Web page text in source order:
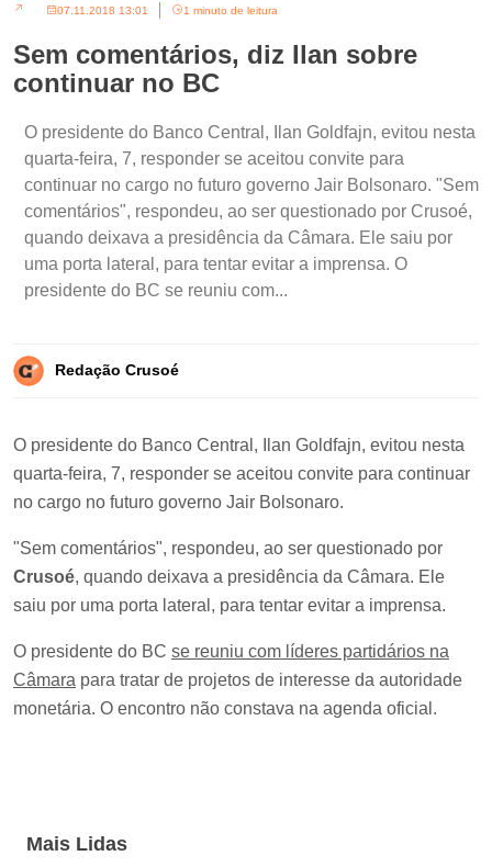
07.11.2018 13:01 1 minuto de leitura
Sem comentários, diz Ilan sobre
continuar no BC
O presidente do Banco Central, Ilan Goldfajn, evitou nesta
quarta-feira, 7, responder se aceitou convite para
continuar no cargo no futuro governo Jair Bolsonaro. "Sem
comentários", respondeu, ao ser questionado por Crusoé,
quando deixava a presidência da Câmara. Ele saiu por
uma porta lateral, para tentar evitar a imprensa. O
presidente do BC se reuniu com...
Redação Crusoé
O presidente do Banco Central, Ilan Goldfajn, evitou nesta
quarta-feira, 7, responder se aceitou convite para continuar
no cargo no futuro governo Jair Bolsonaro.
"Sem comentários", respondeu, ao ser questionado por
Crusoé, quando deixava a presidência da Câmara. Ele
saiu por uma porta lateral, para tentar evitar a imprensa.
O presidente do BC se reuniu com líderes partidários na
Câmara para tratar de projetos de interesse da autoridade
monetária. O encontro não constava na agenda oficial.
Mais Lidas